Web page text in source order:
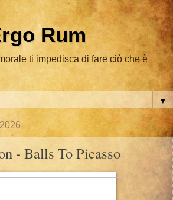
Rum
ti impedisca di fare ciò che è
▼
- Balls To Picasso